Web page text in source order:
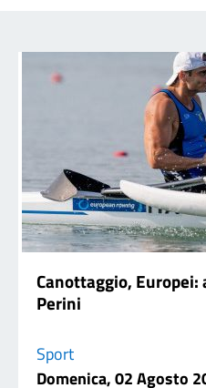
Canottaggio, Europei:
Perini
Sport
Domenica, 02 Agosto